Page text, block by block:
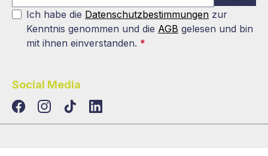
Ich habe die Datenschutzbestimmungen zur
Kenntnis genommen und die AGB gelesen und bin
mit ihnen einverstanden. *
Social Media
TikTokLinkedIn